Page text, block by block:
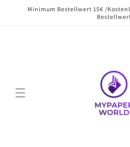
zumMinimum Bestellwert 15€ /